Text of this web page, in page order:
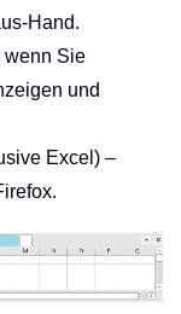
Hand.
wenn Sie
und
Excel) –